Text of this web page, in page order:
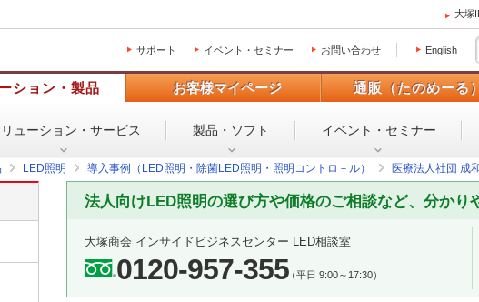
大塚
サポート イベント・セミナー お問い合わせ English
ション・製品 お客様マイページ 通販（たのめーる
ューション・ サービス 製品・ソフト イベント・ セミナー
LED照明 導入事例（LED照明・除菌LED照明・照明コントロ－ル） 医療法人社団 成
法人向けLED照明の選び方や価格のご相談など、分かり
大塚商会 インサイドビジネスセンター LED相談室
0120-957-355（平日 9:00～17:30）